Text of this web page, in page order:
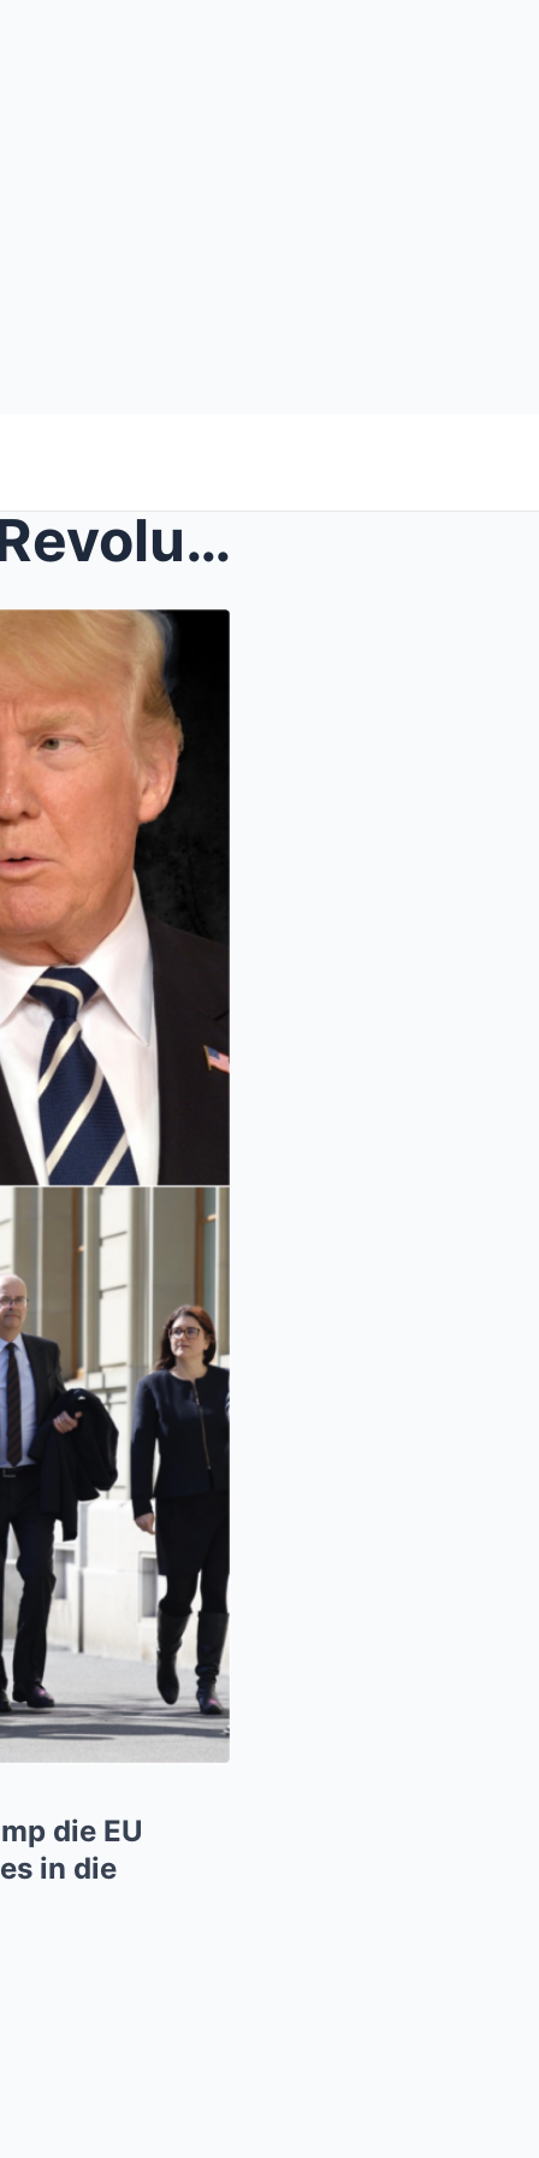
Zorn, Zölle und die Bitcoin-Revolution: Wie Donald...
die EU
in die